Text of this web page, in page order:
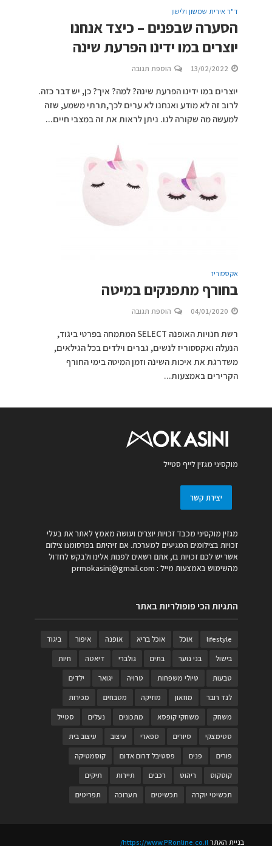
ד"ר אירית שמשון ולישון
הסערה שבפנים – כיצד אנחנו
יוצרים במו ידינו הפרעת שינה
13/02/2022 הוספת תגובה
יוצרים במו ידינו הפרעת שינה? למה? איך? כן, יש דבר כזה.
לרוב זה לא מודע ואנחנו לא ערים לכך,תרתי משמע, שזה
למעשה מה שקורה לנו. ניתן לראות את זה במצבי חיים...
אקססוריז
בחורף מתפנקים במיטה
04/01/2020 הוספת תגובה
רשת חנויות האופנה SELECT המתמחה בפרטי ביגוד,
הנעלה ואקססוריז לנשים, גברים וילדים בכל הגילאים,
משדרגת את איכות השינה וזמן המיטה בימי החורף
הקרירים באמצעות...
מוקסיני מגזין לייף סטייל
יצירת קשר
מגזין מוקסיני מכבד זכויות יוצרים ועושה מאמץ לאתר את בעלי
זכויות בצילומים המגיעים למערכת. אם זיהיתם בפרסומנו צילום
אשר יש לכם זכויות בו, אתם רשאים לפנות אלינו ולבקש לחדול
מהשימוש באמצעות מייל : prmokasini@gmail.com
התגיות הכי פופולריות באתר
lifestyle אוכל אוכל בריא אופנה איפור
ביגוד
בישול
בני נוער בתים גולברי דיאטה
חיות
טבעות
טיולי משפחות טרויה יגואר
ילדים
לנד רובר
מוזאון מוזיקה מטבחים
מכירות
משחק
משחקי קופסא מתכונים נעלים
סטייל
סטימצקי
סיורים ספארי עיצוב
עיצוב בית
פורים
פנים פסטיבל דרום אדום
קוסמטיקה
קוסקוס
ריהוט רכבים תיירות
תיקים
תכשיטי יוקרה
תכשיטים תערוכה תפריטים
בניית האתרhttps://www.PRonline.co.il/